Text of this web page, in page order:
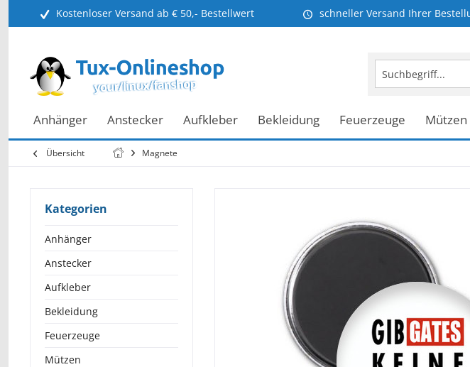
Kostenloser Versand ab € 50,- Bestellwert schneller Versand Ihrer
Anhänger Anstecker Aufkleber Bekleidung Feuerzeuge Mützen
Übersicht Magnete
Kategorien
Anhänger
Anstecker
Aufkleber
Bekleidung
Feuerzeuge
Mützen